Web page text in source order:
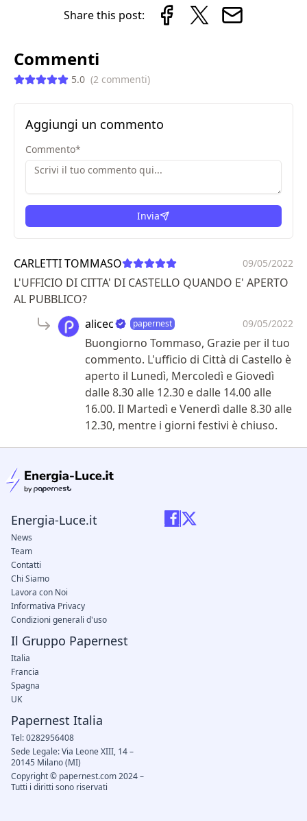
Share this post:
Commenti
5.0 (2 commenti)
Aggiungi un commento
Commento*
condizioni legali
Invia
CARLETTI TOMMASO 09/05/2022
L'UFFICIO DI CITTA' DI CASTELLO QUANDO E' APERTO
AL PUBBLICO?
alicec
papernest 09/05/2022
Buongiorno Tommaso, Grazie per il tuo
commento. L'ufficio di Città di Castello è
aperto il Lunedì, Mercoledì e Giovedì
dalle 8.30 alle 12.30 e dalle 14.00 alle
16.00. Il Martedì e Venerdì dalle 8.30 alle
12.30, mentre i giorni festivi è chiuso.
Energia-Luce.it
News
Team
Contatti
Chi Siamo
Lavora con Noi
Informativa Privacy
Condizioni generali d'uso
Il Gruppo Papernest
Italia
Francia
Spagna
UK
Papernest Italia
Tel: 0282956408
Sede Legale: Via Leone XIII, 14 –
20145 Milano (MI)
Copyright © papernest.com 2024 –
Tutti i diritti sono riservati